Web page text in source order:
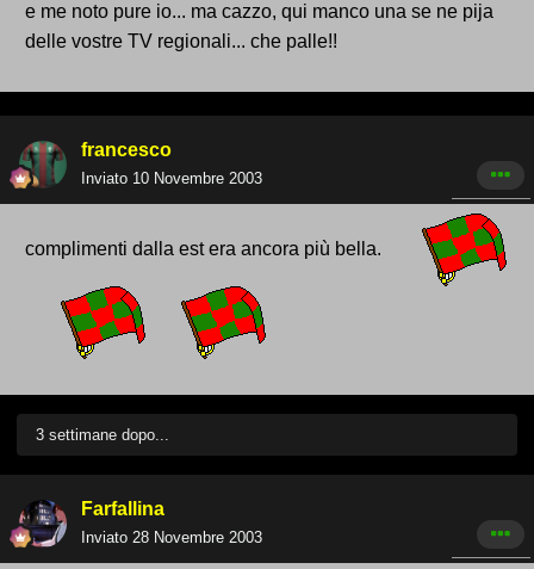
e me noto pure io... ma cazzo, qui manco una se ne pija
delle vostre TV regionali... che palle!!
francesco
Inviato 10 Novembre 2003
complimenti dalla est era ancora più bella.
3 settimane dopo...
Farfallina
Inviato 28 Novembre 2003